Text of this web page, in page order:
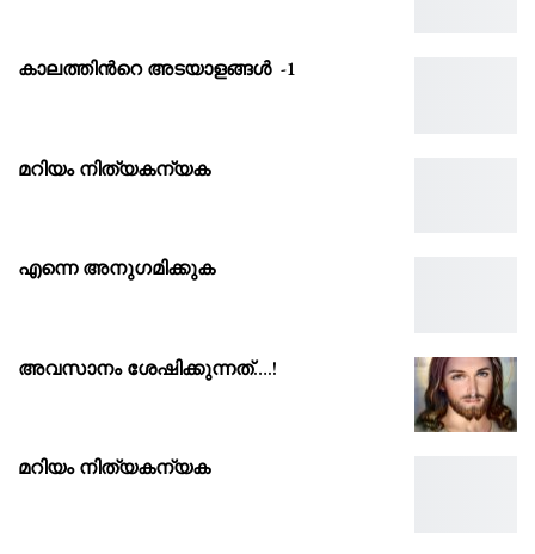
കാലത്തിൻറെ അടയാളങ്ങൾ -1
മറിയം നിത്യകന്യക
എന്നെ അനുഗമിക്കുക
അവസാനം ശേഷിക്കുന്നത്….!
മറിയം നിത്യകന്യക